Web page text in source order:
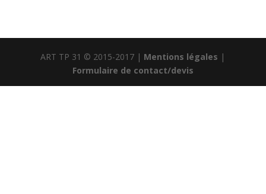
ART TP 31 © 2015-2017 | Mentions légales |
Formulaire de contact/devis